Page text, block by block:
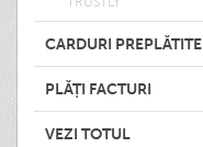
CARDURI PREPLĂTITE
PLĂȚI FACTURI
VEZI TOTUL